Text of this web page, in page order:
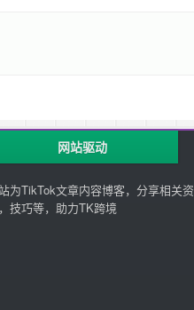
网站驱动
为TikTok文章内容博客，分享相关资
技巧等，助力TK跨境